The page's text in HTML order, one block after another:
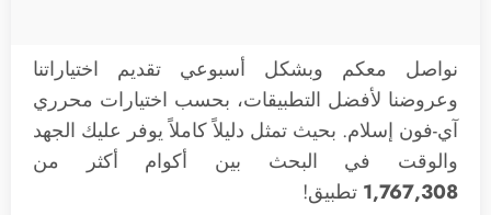
نواصل معكم وبشكل أسبوعي تقديم اختياراتنا
وعروضنا لأفضل التطبيقات، بحسب اختيارات محرري
آي-فون إسلام. بحيث تمثل دليلاً كاملاً يوفر عليك الجهد
والوقت في البحث بين أكوام أكثر من
1,767,308 تطبيق!